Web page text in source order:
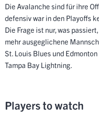
Die Avalanche sind für ihre
defensiv war in den Playoffs
Die Frage ist nur, was
mehr ausgeglichene
St. Louis Blues und Edmonton
Tampa Bay Lightning.
Players to watch